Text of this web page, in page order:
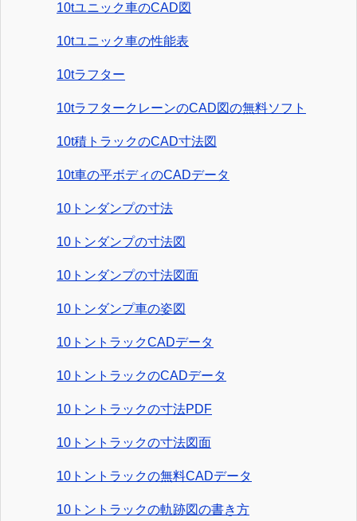
10tユニック車のCAD図
10tユニック車の性能表
10tラフター
10tラフタークレーンのCAD図の無料ソフト
10t積トラックのCAD寸法図
10t車の平ボディのCADデータ
10トンダンプの寸法
10トンダンプの寸法図
10トンダンプの寸法図面
10トンダンプ車の姿図
10トントラックCADデータ
10トントラックのCADデータ
10トントラックの寸法PDF
10トントラックの寸法図面
10トントラックの無料CADデータ
10トントラックの軌跡図の書き方